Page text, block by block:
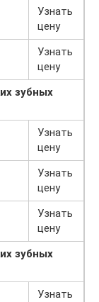
Узнать
цену
Узнать
цену
зубных
Узнать
цену
Узнать
цену
Узнать
цену
зубных
Узнать